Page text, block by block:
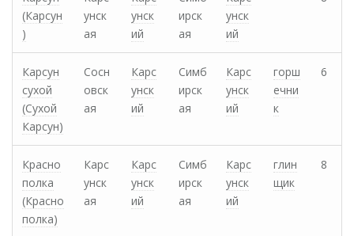
(Карсун
)
унск
ая
унск
ий
ирск
ая
унск
ий
Карсун
сухой
(Сухой
Карсун)
Сосн
овск
ая
Карс
унск
ий
Симб
ирск
ая
Карс
унск
ий
горш
ечни
к
6
Красно
полка
(Красно
полка)
Карс
унск
ая
Карс
унск
ий
Симб
ирск
ая
Карс
унск
ий
глин
щик
8